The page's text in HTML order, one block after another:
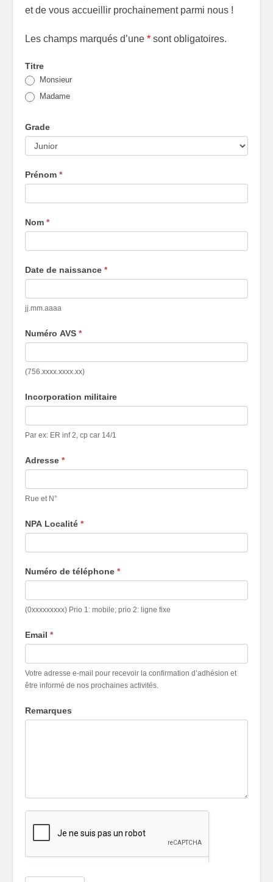
et de vous accueillir prochainement parmi nous !
Les champs marqués d’une * sont obligatoires.
Titre
Monsieur
Madame
Grade
Prénom *
Nom *
Date de naissance *
jj.mm.aaaa
Numéro AVS *
(756.xxxx.xxxx.xx)
Incorporation militaire
Par ex: ER inf 2, cp car 14/1
Adresse *
Rue et N°
NPA Localité *
Numéro de téléphone *
(0xxxxxxxxx) Prio 1: mobile; prio 2: ligne fixe
Email *
Votre adresse e-mail pour recevoir la confirmation d’adhésion et
être informé de nos prochaines activités.
Remarques